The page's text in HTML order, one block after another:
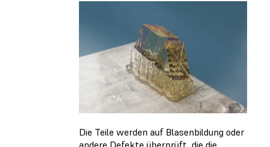
Die Teile werden auf Blasenbildung oder
andere Defekte überprüft, die die